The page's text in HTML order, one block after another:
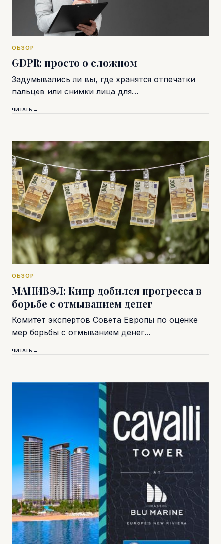
ОБЗОР
GDPR: просто о сложном
Задумывались ли вы, где хранятся отпечатки
пальцев или снимки лица для…
ЧИТАТЬ →
ОБЗОР
МАНИВЭЛ: Кипр добился прогресса в
борьбе с отмыванием денег
Комитет экспертов Совета Европы по оценке
мер борьбы с отмыванием денег…
ЧИТАТЬ →